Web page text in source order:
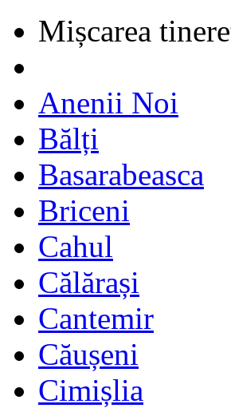
Mișcarea
Anenii Noi
Bălți
Basarabeasca
Briceni
Cahul
Călărași
Cantemir
Căușeni
Cimișlia